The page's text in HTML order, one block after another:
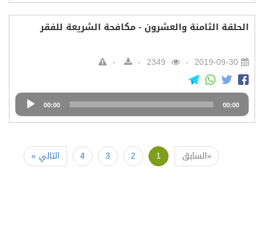
الحلقة الثامنة والعشرون - مكافحة الشريعة للفقر
2019-09-30
Audio
Player
00:00 00:00
«السابق 1
2
3
4 التالي »